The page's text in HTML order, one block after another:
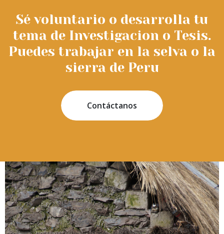
Sé voluntario o desarrolla tu
tema de Investigacion o Tesis.
Puedes trabajar en la selva o la
sierra de Peru
Contáctanos